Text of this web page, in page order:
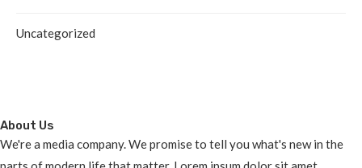
Uncategorized
About Us
We're a media company. We promise to tell you what's new in the